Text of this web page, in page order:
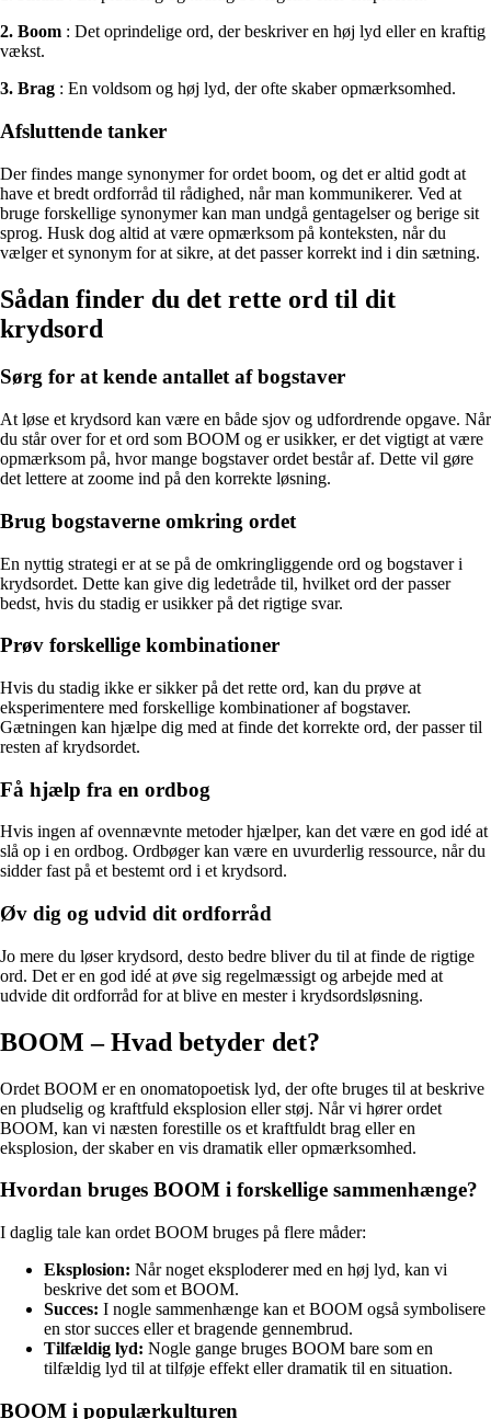
2. Boom : Det oprindelige ord, der beskriver en høj lyd eller en kraftig
vækst.
3. Brag : En voldsom og høj lyd, der ofte skaber opmærksomhed.
Afsluttende tanker
Der findes mange synonymer for ordet boom, og det er altid godt at
have et bredt ordforråd til rådighed, når man kommunikerer. Ved at
bruge forskellige synonymer kan man undgå gentagelser og berige sit
sprog. Husk dog altid at være opmærksom på konteksten, når du
vælger et synonym for at sikre, at det passer korrekt ind i din sætning.
Sådan finder du det rette ord til dit
krydsord
Sørg for at kende antallet af bogstaver
At løse et krydsord kan være en både sjov og udfordrende opgave. Når
du står over for et ord som BOOM og er usikker, er det vigtigt at være
opmærksom på, hvor mange bogstaver ordet består af. Dette vil gøre
det lettere at zoome ind på den korrekte løsning.
Brug bogstaverne omkring ordet
En nyttig strategi er at se på de omkringliggende ord og bogstaver i
krydsordet. Dette kan give dig ledetråde til, hvilket ord der passer
bedst, hvis du stadig er usikker på det rigtige svar.
Prøv forskellige kombinationer
Hvis du stadig ikke er sikker på det rette ord, kan du prøve at
eksperimentere med forskellige kombinationer af bogstaver.
Gætningen kan hjælpe dig med at finde det korrekte ord, der passer til
resten af krydsordet.
Få hjælp fra en ordbog
Hvis ingen af ovennævnte metoder hjælper, kan det være en god idé at
slå op i en ordbog. Ordbøger kan være en uvurderlig ressource, når du
sidder fast på et bestemt ord i et krydsord.
Øv dig og udvid dit ordforråd
Jo mere du løser krydsord, desto bedre bliver du til at finde de rigtige
ord. Det er en god idé at øve sig regelmæssigt og arbejde med at
udvide dit ordforråd for at blive en mester i krydsordsløsning.
BOOM – Hvad betyder det?
Ordet BOOM er en onomatopoetisk lyd, der ofte bruges til at beskrive
en pludselig og kraftfuld eksplosion eller støj. Når vi hører ordet
BOOM, kan vi næsten forestille os et kraftfuldt brag eller en
eksplosion, der skaber en vis dramatik eller opmærksomhed.
Hvordan bruges BOOM i forskellige sammenhænge?
I daglig tale kan ordet BOOM bruges på flere måder:
Eksplosion: Når noget eksploderer med en høj lyd, kan vi
beskrive det som et BOOM.
Succes: I nogle sammenhænge kan et BOOM også symbolisere
en stor succes eller et bragende gennembrud.
Tilfældig lyd: Nogle gange bruges BOOM bare som en
tilfældig lyd til at tilføje effekt eller dramatik til en situation.
BOOM i populærkulturen